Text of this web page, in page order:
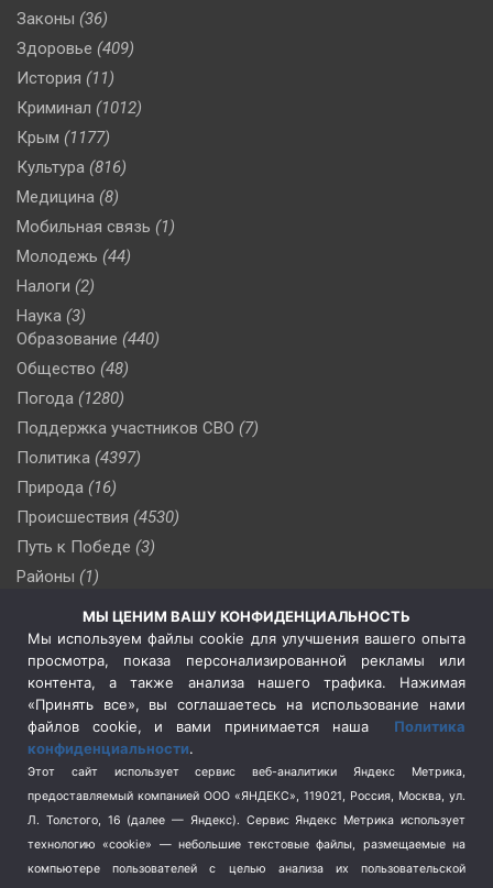
Законы (36)
Здоровье (409)
История (11)
Криминал (1012)
Крым (1177)
Культура (816)
Медицина (8)
Мобильная связь (1)
Молодежь (44)
Налоги (2)
Наука (3)
Образование (440)
Общество (48)
Погода (1280)
Поддержка участников СВО (7)
Политика (4397)
Природа (16)
Происшествия (4530)
Путь к Победе (3)
Районы (1)
(510)
Сельское хозяйство (3)
Социальная политика
(3)
Спецоперация в Украине
Спецоперация на Украине
(404)
Спорт (740)
Терроризм (1)
Транспорт (262)
Туризм (178)
МЫ ЦЕНИМ ВАШУ КОНФИДЕНЦИАЛЬНОСТЬ
Мы используем файлы cookie для улучшения вашего опыта
просмотра, показа персонализированной рекламы или
контента, а также анализа нашего трафика. Нажимая
«Принять все», вы соглашаетесь на использование нами
файлов cookie, и вами принимается наша Политика
конфиденциальности.
Этот сайт использует сервис веб-аналитики Яндекс Метрика,
предоставляемый компанией ООО «ЯНДЕКС», 119021, Россия, Москва, ул.
Л. Толстого, 16 (далее — Яндекс). Сервис Яндекс Метрика использует
технологию «cookie» — небольшие текстовые файлы, размещаемые на
компьютере пользователей с целью анализа их пользовательской